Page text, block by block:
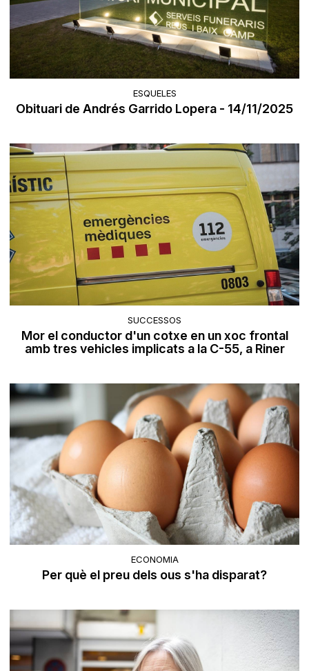
ESQUELES
Obituari de Andrés Garrido Lopera - 14/11/2025
SUCCESSOS
Mor el conductor d'un cotxe en un xoc frontal
amb tres vehicles implicats a la C-55, a Riner
ECONOMIA
Per què el preu dels ous s'ha disparat?